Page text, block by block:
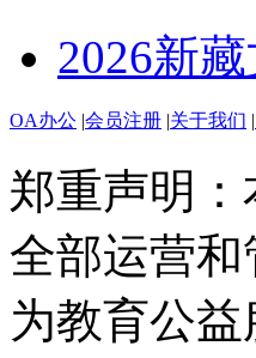
2026新
OA办公 |会员注册 |关于我们 |
郑重声明
全部运营
为教育公